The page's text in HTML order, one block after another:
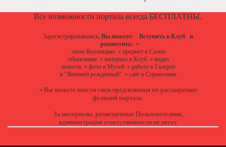
Все возможности портала всегда БЕСПЛАТНЫ.
Зарегистрировавшись, Вы можете: Вступить в Клуб
и
разместить: »
свою Коллекцию» предмет в Салон
объявление» материал в Клуб» видео
новость» фото в Музей» работу в Галереи
в "Японией рожденный" » сайт в Справочник
» Вы можете внести свои предложенияпо расширению
функций портала.
За материалы, размещенные Пользователями,
администрация ответственности не несет.